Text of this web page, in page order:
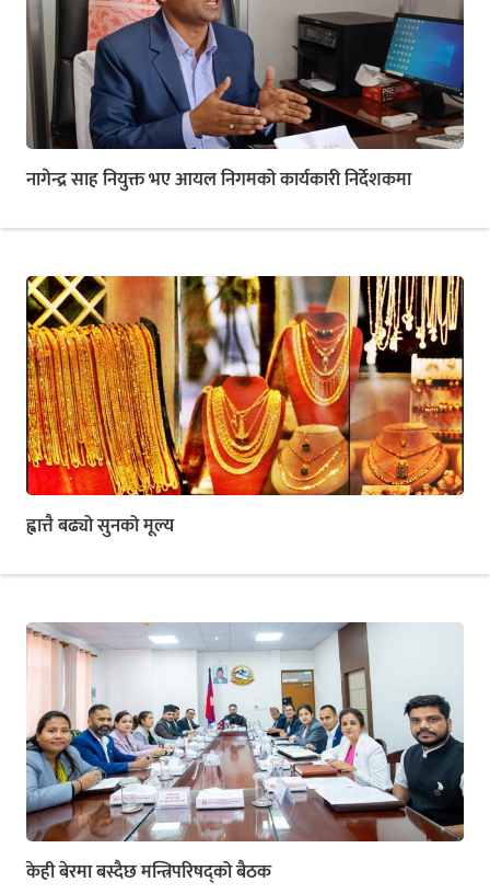
नागेन्द्र साह नियुक्त भए आयल निगमको कार्यकारी निर्देशकमा
ह्वात्तै बढ्यो सुनको मूल्य
केही बेरमा बस्दैछ मन्त्रिपरिषद्को बैठक